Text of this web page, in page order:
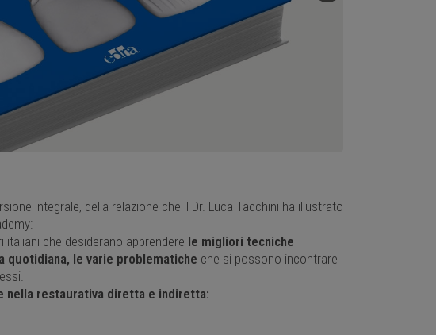
integrale, della relazione che il Dr. Luca Tacchini ha illustrato
che desiderano apprendere le migliori tecniche
le varie problematiche che si possono incontrare
nella restaurativa diretta e indiretta: